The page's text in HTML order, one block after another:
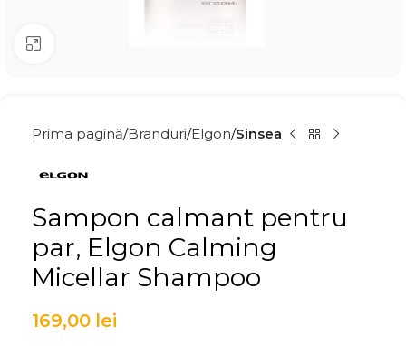
Prima pagină Branduri Elgon Sinsea
Sampon calmant pentru
par, Elgon Calming
Micellar Shampoo
169,00 lei